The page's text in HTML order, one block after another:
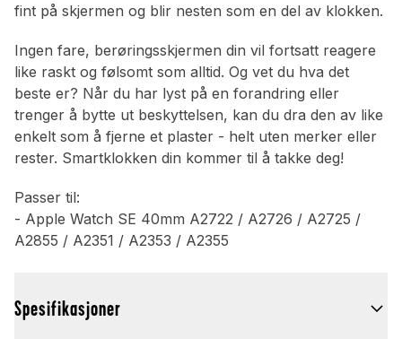
fint på skjermen og blir nesten som en del av klokken.
Ingen fare, berøringsskjermen din vil fortsatt reagere
like raskt og følsomt som alltid. Og vet du hva det
beste er? Når du har lyst på en forandring eller
trenger å bytte ut beskyttelsen, kan du dra den av like
enkelt som å fjerne et plaster - helt uten merker eller
rester. Smartklokken din kommer til å takke deg!
Passer til:
- Apple Watch SE 40mm A2722 / A2726 / A2725 /
A2855 / A2351 / A2353 / A2355
Spesifikasjoner